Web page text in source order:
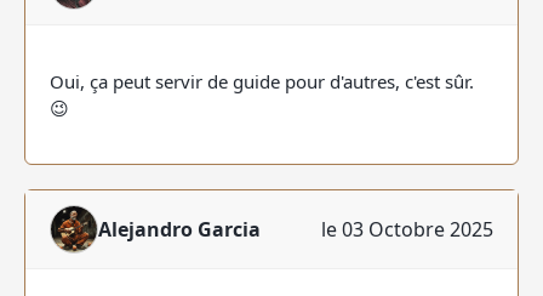
Oui, ça peut servir de guide pour d'autres, c'est sûr.
😉
Alejandro Garcia le 03 Octobre 2025